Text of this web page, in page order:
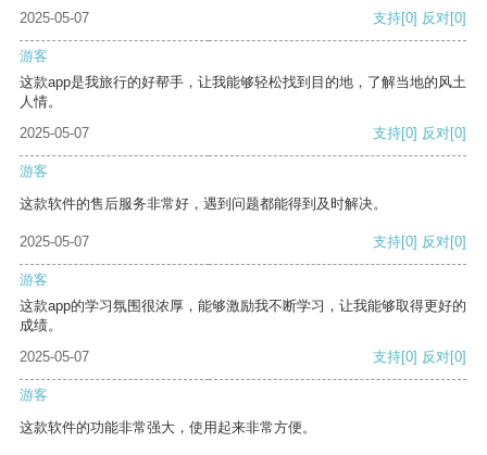
2025-05-07
支持[0] 反对[0]
游客
这款app是我旅行的好帮手，让我能够轻松找到目的地，了解当地的风土
人情。
2025-05-07
支持[0] 反对[0]
游客
这款软件的售后服务非常好，遇到问题都能得到及时解决。
2025-05-07 支持[0] 反对[0]
游客
这款app的学习氛围很浓厚，能够激励我不断学习，让我能够取得更好的
成绩。
2025-05-07
支持[0] 反对[0]
游客
这款软件的功能非常强大，使用起来非常方便。